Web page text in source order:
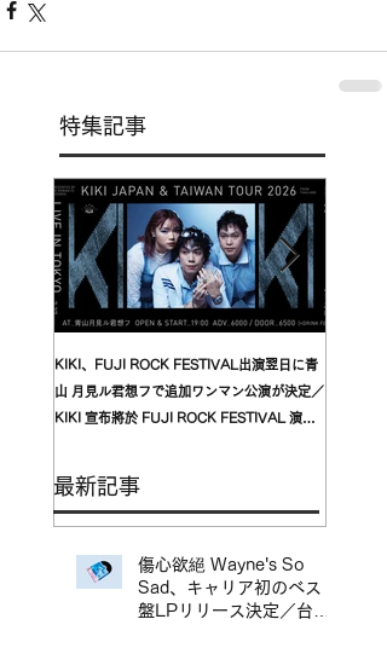
特集記事
KIKI、FUJI ROCK FESTIVAL出演翌日に青
山 月見ル君想フで追加ワンマン公演が決定／
KIKI 宣布將於 FUJI ROCK FESTIVAL 演出
最新記事
傷心欲絕 Wayne's So
Sad、キャリア初のベスト
盤LPリリース決定／台北